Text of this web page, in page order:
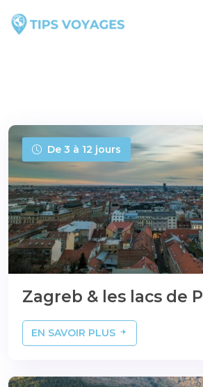
De 3 à 12 jours
Zagreb & les lacs de
EN SAVOIR PLUS